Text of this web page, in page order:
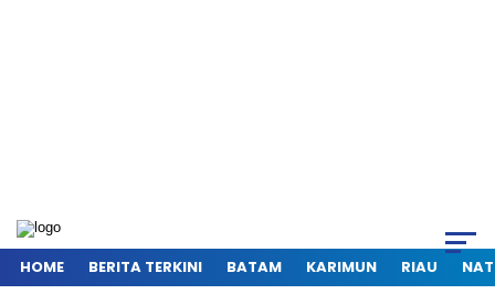
HOME BERITA TERKINI BATAM KARIMUN RIAU